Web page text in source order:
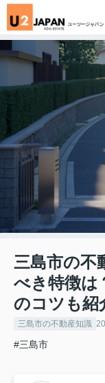
三島市の不
べき特徴は
のコツも紹
三島市の不動産知識
#三島市